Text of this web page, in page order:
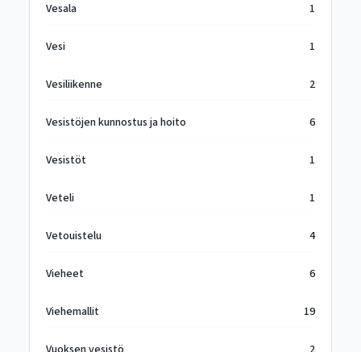
Vesala 1
Vesi 1
Vesiliikenne 2
Vesistöjen kunnostus ja hoito 6
Vesistöt 1
Veteli 1
Vetouistelu 4
Vieheet 6
Viehemallit 19